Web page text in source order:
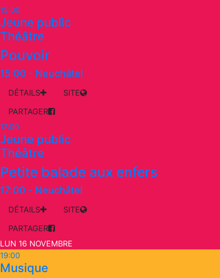
15:00
Jeune public
Théâtre
Pouvoir
15:00 - Neuchâtel
DÉTAILS
SITE
PARTAGER
17:00
Jeune public
Théâtre
Petite balade aux enfers
17:00 - Neuchâtel
DÉTAILS
SITE
PARTAGER
LUN 16 NOVEMBRE
19:00
Musique